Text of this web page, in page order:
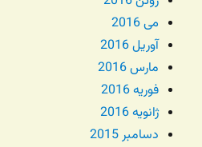
می 2016
آوریل 2016
مارس 2016
فوریه 2016
ژانویه 2016
دسامبر 2015